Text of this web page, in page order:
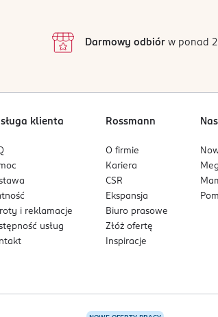
2
1
Darmowy odbiórw ponad
klienta
i reklamacje
usług
Rossmann
O firmie
Kariera
CSR
Ekspansja
Biuro prasowe
Złóż ofertę
Inspiracje